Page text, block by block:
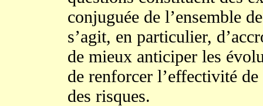
conjuguée de l’ensemble
s’agit, en particulier,
de mieux anticiper les
de renforcer l’effectivité
des risques.